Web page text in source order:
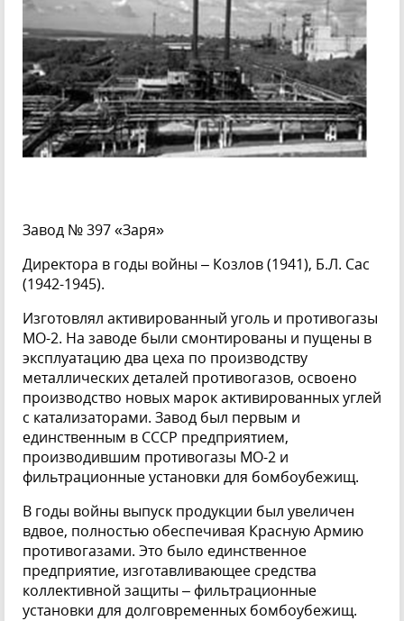
Завод № 397 «Заря»
Директора в годы войны – Козлов (1941), Б.Л. Сас
(1942-1945).
Изготовлял активированный уголь и противогазы
МО-2. На заводе были смонтированы и пущены в
эксплуатацию два цеха по производству
металлических деталей противогазов, освоено
производство новых марок активированных углей
с катализаторами. Завод был первым и
единственным в СССР предприятием,
производившим противогазы МО-2 и
фильтрационные установки для бомбоубежищ.
В годы войны выпуск продукции был увеличен
вдвое, полностью обеспечивая Красную Армию
противогазами. Это было единственное
предприятие, изготавливающее средства
коллективной защиты – фильтрационные
установки для долговременных бомбоубежищ.